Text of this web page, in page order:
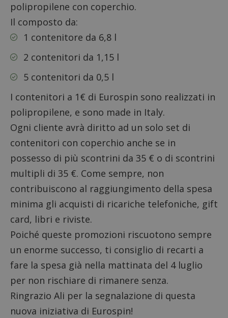
polipropilene con coperchio.
Il composto da:
1 contenitore da 6,8 l
2 contenitori da 1,15 l
5 contenitori da 0,5 l
I contenitori a 1€ di Eurospin sono realizzati in
polipropilene, e sono made in Italy.
Ogni cliente avrà diritto ad un solo set di
contenitori con coperchio anche se in
possesso di più scontrini da 35 € o di scontrini
multipli di 35 €. Come sempre, non
contribuiscono al raggiungimento della spesa
minima gli acquisti di ricariche telefoniche, gift
card, libri e riviste.
Poiché queste promozioni riscuotono sempre
un enorme successo, ti consiglio di recarti a
fare la spesa già nella mattinata del 4 luglio
per non rischiare di rimanere senza.
Ringrazio Ali per la segnalazione di questa
nuova iniziativa di Eurospin!